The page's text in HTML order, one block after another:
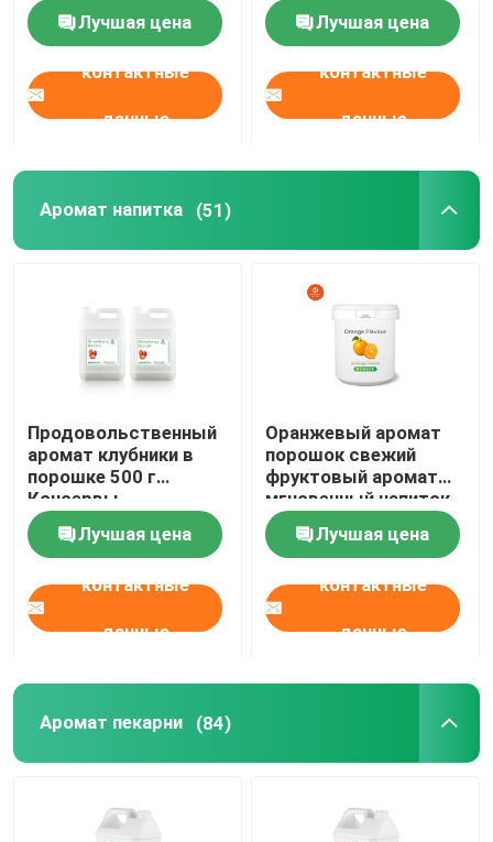
Проверка качества
Спросите цитату
Аромат напитка
Аромат пекарни
Приправы в порошке
Аромат молочных продуктов
Кондитерские изделия
Естественный аромат
Лучшая цена
контактные
данные
Лучшая цена
контактные
данные
Аромат напитка (51)
Продовольственный
аромат клубники в
порошке 500 г
Консервы
Лучшая цена
контактные
данные
Оранжевый аромат
порошок свежий
фруктовый аромат
мгновенный напиток
3-в-1 для напитка
Лучшая цена
контактные
данные
Аромат пекарни (84)